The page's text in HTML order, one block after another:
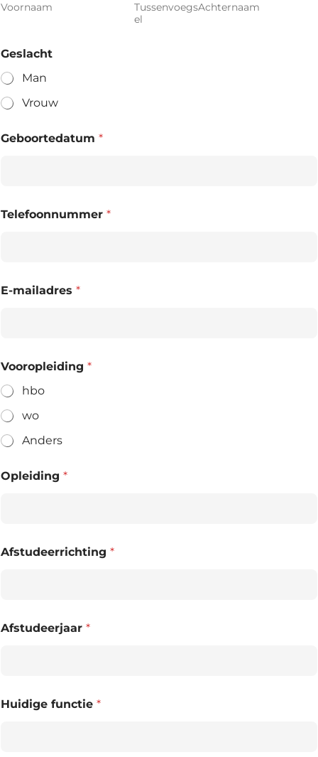
Voornaam
Tussenvoegs
el
Achternaam
Geslacht
Man
Vrouw
Geboortedatum *
Telefoonnummer *
E-mailadres *
Vooropleiding *
hbo
wo
Anders
Opleiding *
Afstudeerrichting *
Afstudeerjaar *
Huidige functie *